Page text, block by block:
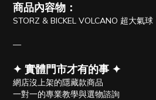
商品內容物：
STORZ & BICKEL VOLCANO 超大氣
—
✦ 實體門市才有的事 ✦
網店沒上架的隱藏款商品
一對一的專業教學與選物諮詢